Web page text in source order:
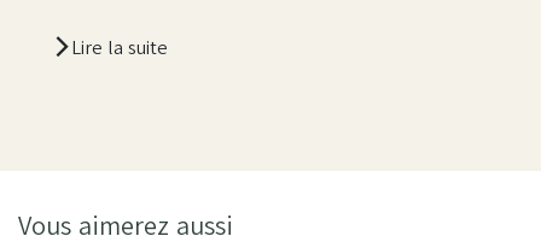
Lire la suite
Vous aimerez aussi